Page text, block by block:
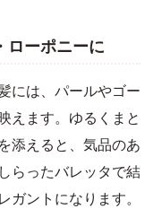
ローポニーに
には、パールやゴー
えます。ゆるくまと
添えると、気品のあ
らったバレッタで結
ガントになります。